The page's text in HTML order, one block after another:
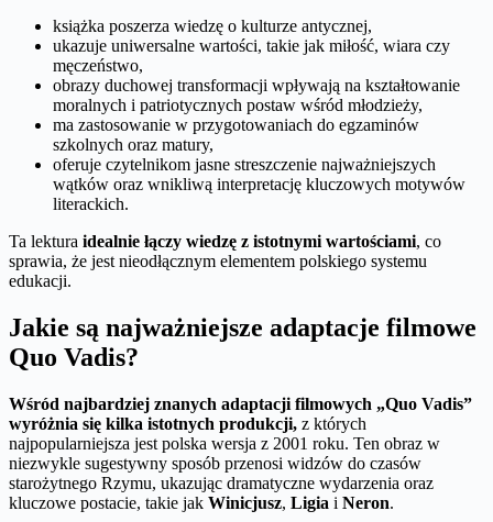
książka poszerza wiedzę o kulturze antycznej,
ukazuje uniwersalne wartości, takie jak miłość, wiara czy
męczeństwo,
obrazy duchowej transformacji wpływają na kształtowanie
moralnych i patriotycznych postaw wśród młodzieży,
ma zastosowanie w przygotowaniach do egzaminów
szkolnych oraz matury,
oferuje czytelnikom jasne streszczenie najważniejszych
wątków oraz wnikliwą interpretację kluczowych motywów
literackich.
Ta lektura idealnie łączy wiedzę z istotnymi wartościami, co
sprawia, że jest nieodłącznym elementem polskiego systemu
edukacji.
Jakie są najważniejsze adaptacje filmowe
Quo Vadis?
Wśród najbardziej znanych adaptacji filmowych „Quo Vadis”
wyróżnia się kilka istotnych produkcji, z których
najpopularniejsza jest polska wersja z 2001 roku. Ten obraz w
niezwykle sugestywny sposób przenosi widzów do czasów
starożytnego Rzymu, ukazując dramatyczne wydarzenia oraz
kluczowe postacie, takie jak Winicjusz, Ligia i Neron.